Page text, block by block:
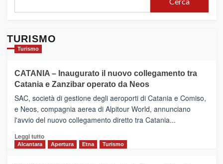
TURISMO
Turismo
CATANIA – Inaugurato il nuovo collegamento tra
Catania e Zanzibar operato da Neos
SAC, società di gestione degli aeroporti di Catania e Comiso,
e Neos, compagnia aerea di Alpitour World, annunciano
l'avvio del nuovo collegamento diretto tra Catania...
Leggi tuttoLeggi
Alcantara Apertura Etna Turismo